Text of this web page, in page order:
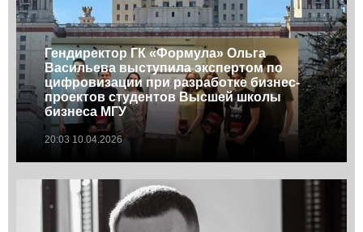
Гендиректор ГК «Формула» Ольга
Васильева выступила экспертом по
цифровизации при разработке бизнес-
проектов студентов Высшей школы
бизнеса МГУ
20:03 10.04.2026